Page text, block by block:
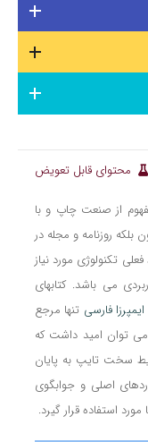
محتوای قابل تعویض
از صنعت چاپ و با
روزنامه و مجله در
تکنولوژی مورد نیاز
می باشد. کتابهای
ایمپرزا فارسی تنها مرجع
توان امید داشت که
سخت تایپ به پایان
اصلی و جوابگوی
استفاده قرار گیرد.